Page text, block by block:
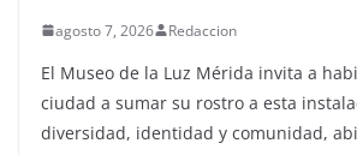
agosto 7, 2026 Redaccion
El Museo de la Luz Mérida invita a
ciudad a sumar su rostro a esta
diversidad, identidad y comunidad,